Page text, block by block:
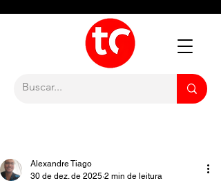
Alexandre Tiago
30 de dez. de 2025 2 min de leitura